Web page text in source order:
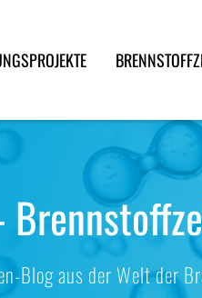
Blog aus der Welt der